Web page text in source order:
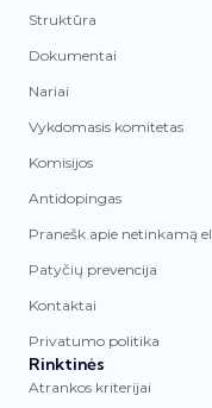
Struktūra
Dokumentai
Nariai
Vykdomasis komitetas
Komisijos
Antidopingas
Pranešk apie netinkamą
Patyčių prevencija
Kontaktai
Privatumo politika
Rinktinės
Atrankos kriterijai